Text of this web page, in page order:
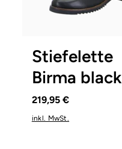
Farben braun
Stiefelette
Birma black
219,95 €
inkl. MwSt.